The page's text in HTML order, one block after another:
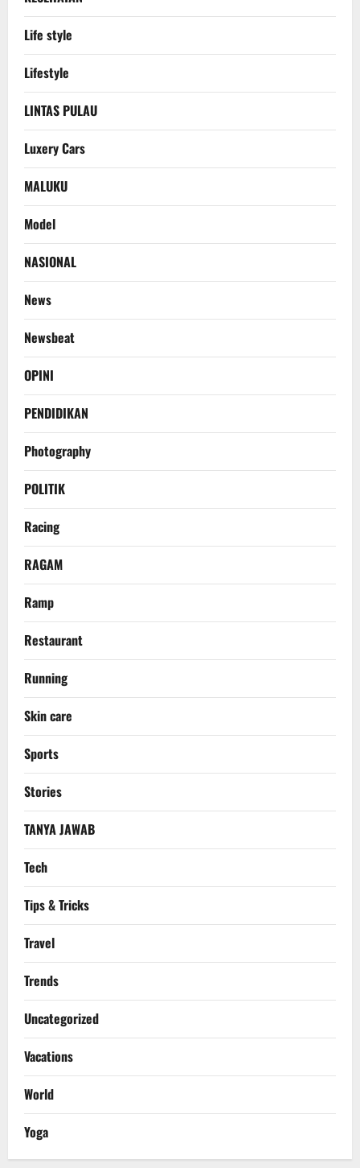
Life style
Lifestyle
LINTAS PULAU
Luxery Cars
MALUKU
Model
NASIONAL
News
Newsbeat
OPINI
PENDIDIKAN
Photography
POLITIK
Racing
RAGAM
Ramp
Restaurant
Running
Skin care
Sports
Stories
TANYA JAWAB
Tech
Tips & Tricks
Travel
Trends
Uncategorized
Vacations
World
Yoga